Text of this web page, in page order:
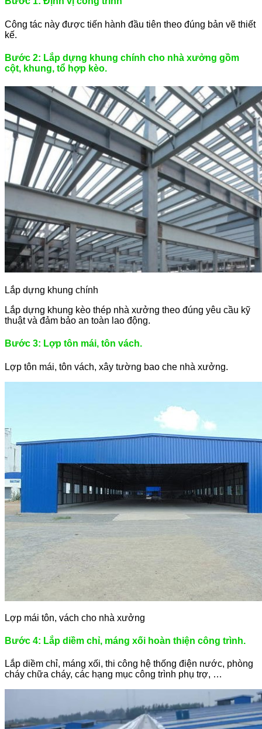
Công tác này được tiến hành đầu tiên theo đúng bản vẽ thiết
kế.
Bước 2: Lắp dựng khung chính cho nhà xưởng gồm
cột, khung, tổ hợp kèo.
Lắp dựng khung chính
Lắp dựng khung kèo thép nhà xưởng theo đúng yêu cầu kỹ
thuật và đảm bảo an toàn lao động.
Bước 3: Lợp tôn mái, tôn vách.
Lợp tôn mái, tôn vách, xây tường bao che nhà xưởng.
Lợp mái tôn, vách cho nhà xưởng
Bước 4: Lắp diềm chỉ, máng xối hoàn thiện công trình.
Lắp diềm chỉ, máng xối, thi công hệ thống điện nước, phòng
cháy chữa cháy, các hạng mục công trình phụ trợ, …